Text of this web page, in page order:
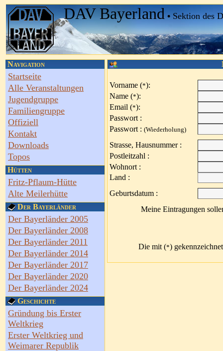
DAV Bayerland • Sektion des
Navigation
Startseite
Alle Veranstaltungen
Jugendgruppe
Familiengruppe
Offiziell
Kontakt
Downloads
Topos
Hütten
Fritz-Pflaum-Hütte
Alte Meilerhütte
Der Bayerländer
Der Bayerländer 2005
Der Bayerländer 2008
Der Bayerländer 2011
Der Bayerländer 2014
Der Bayerländer 2017
Der Bayerländer 2020
Der Bayerländer 2024
Geschichte
Gründung bis Erster
Weltkrieg
Erster Weltkrieg und
Weimarer Republik
Vorname (*):
Name (*):
Email (*):
Passwort :
Passwort : (Wiederholung)
Strasse, Hausnummer :
Postleitzahl :
Wohnort :
Land :
Geburtsdatum :
Meine Eintragungen
Die mit (*)